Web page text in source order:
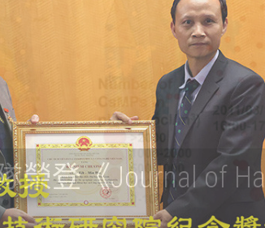
登《Journal of